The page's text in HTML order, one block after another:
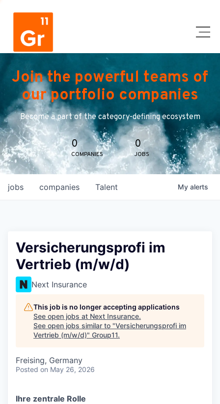
Join the powerful teams of
our portfolio companies
Become a part of the category-defining ecosystem
0
COMPANIES
0
JOBS
jobs companies Talent My alerts
Versicherungsprofi im
Vertrieb (m/w/d)
Next Insurance
This job is no longer accepting applications
See open jobs at Next Insurance.
See open jobs similar to "Versicherungsprofi im
Vertrieb (m/w/d)" Group11.
Freising, Germany
Posted on May 26, 2026
Ihre zentrale Rolle